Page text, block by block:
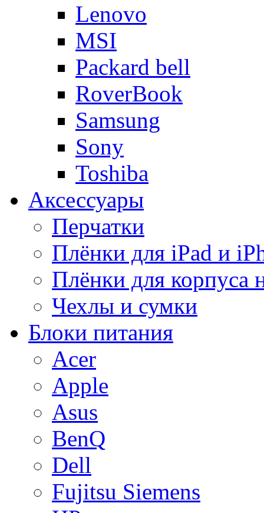
Lenovo
MSI
Packard bell
RoverBook
Samsung
Sony
Toshiba
Аксессуары
Перчатки
Плёнки для iPad и
Плёнки для корпуса
Чехлы и сумки
Блоки питания
Acer
Apple
Asus
BenQ
Dell
Fujitsu Siemens